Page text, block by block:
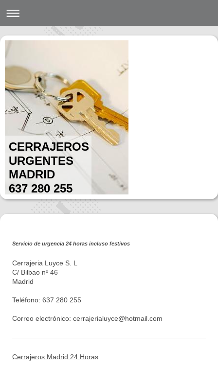
CERRAJEROS
URGENTES
MADRID
637 280 255
Servicio de urgencia 24 horas incluso festivos
Cerrajeria Luyce S. L
C/ Bilbao nº 46
Madrid
Teléfono: 637 280 255
Correo electrónico: cerrajerialuyce@hotmail.com
Cerrajeros Madrid 24 Horas